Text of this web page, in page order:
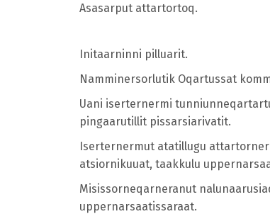
Asasarput attartortoq.
Initaarninni pilluarit.
Namminersorlutik Oqartussat
Uani iserternermi
pingaarutillit pissarsiarivatit.
Iserternermut atatillugu
atsiornikuuat, taakkulu
Misissorneqarneranut
uppernarsaatissaraat.